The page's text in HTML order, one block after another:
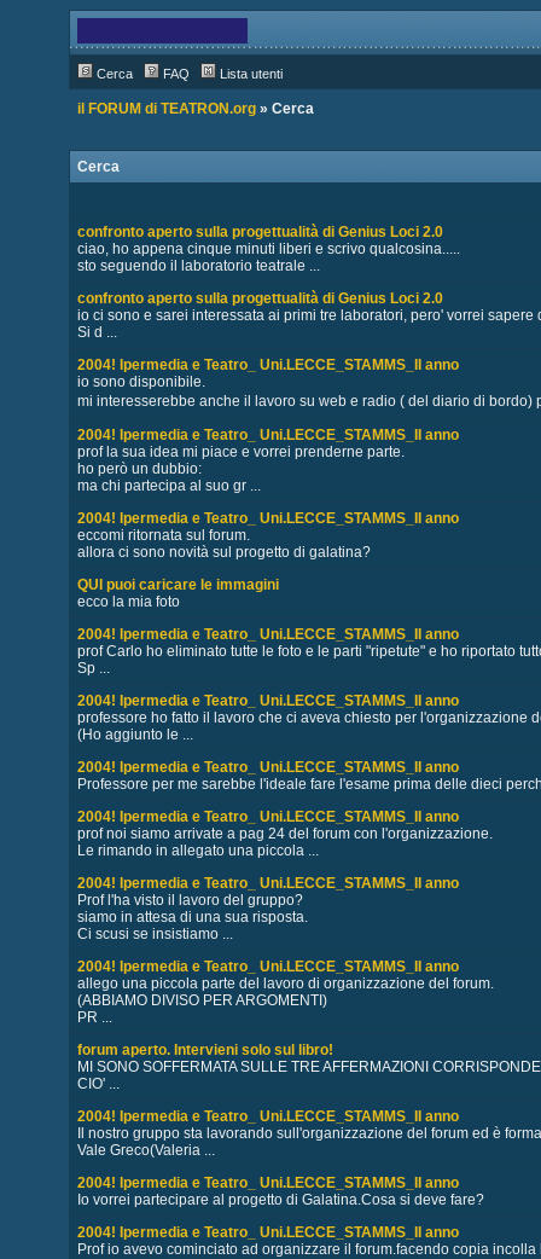
Cerca FAQ Lista utenti
il FORUM di TEATRON.org» Cerca
Cerca
confronto aperto sulla progettualità di Genius Loci 2.0
ciao, ho appena cinque minuti liberi e scrivo qualcosina.....
sto seguendo il laboratorio teatrale ...
confronto aperto sulla progettualità di Genius Loci 2.0
io ci sono e sarei interessata ai primi tre laboratori, pero' vorrei sapere
Si d ...
2004! Ipermedia e Teatro_ Uni.LECCE_STAMMS_II anno
io sono disponibile.
mi interesserebbe anche il lavoro su web e radio ( del diario di bordo)
2004! Ipermedia e Teatro_ Uni.LECCE_STAMMS_II anno
prof la sua idea mi piace e vorrei prenderne parte.
ho però un dubbio:
ma chi partecipa al suo gr ...
2004! Ipermedia e Teatro_ Uni.LECCE_STAMMS_II anno
eccomi ritornata sul forum.
allora ci sono novità sul progetto di galatina?
QUI puoi caricare le immagini
ecco la mia foto
2004! Ipermedia e Teatro_ Uni.LECCE_STAMMS_II anno
prof Carlo ho eliminato tutte le foto e le parti "ripetute" e ho riportato
Sp ...
2004! Ipermedia e Teatro_ Uni.LECCE_STAMMS_II anno
professore ho fatto il lavoro che ci aveva chiesto per l'organizzazione
(Ho aggiunto le ...
2004! Ipermedia e Teatro_ Uni.LECCE_STAMMS_II anno
Professore per me sarebbe l'ideale fare l'esame prima delle dieci
2004! Ipermedia e Teatro_ Uni.LECCE_STAMMS_II anno
prof noi siamo arrivate a pag 24 del forum con l'organizzazione.
Le rimando in allegato una piccola ...
2004! Ipermedia e Teatro_ Uni.LECCE_STAMMS_II anno
Prof l'ha visto il lavoro del gruppo?
siamo in attesa di una sua risposta.
Ci scusi se insistiamo ...
2004! Ipermedia e Teatro_ Uni.LECCE_STAMMS_II anno
allego una piccola parte del lavoro di organizzazione del forum.
(ABBIAMO DIVISO PER ARGOMENTI)
PR ...
forum aperto. Intervieni solo sul libro!
MI SONO SOFFERMATA SULLE TRE AFFERMAZIONI
CIO' ...
2004! Ipermedia e Teatro_ Uni.LECCE_STAMMS_II anno
Il nostro gruppo sta lavorando sull'organizzazione del forum ed è
Vale Greco(Valeria ...
2004! Ipermedia e Teatro_ Uni.LECCE_STAMMS_II anno
Io vorrei partecipare al progetto di Galatina.Cosa si deve fare?
2004! Ipermedia e Teatro_ Uni.LECCE_STAMMS_II anno
Prof io avevo cominciato ad organizzare il forum.facendo copia incolla